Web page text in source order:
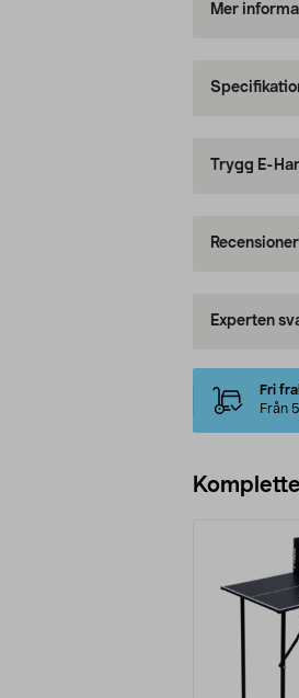
Mer
Trygg E-
Recensioner
Experten
Fri
Från